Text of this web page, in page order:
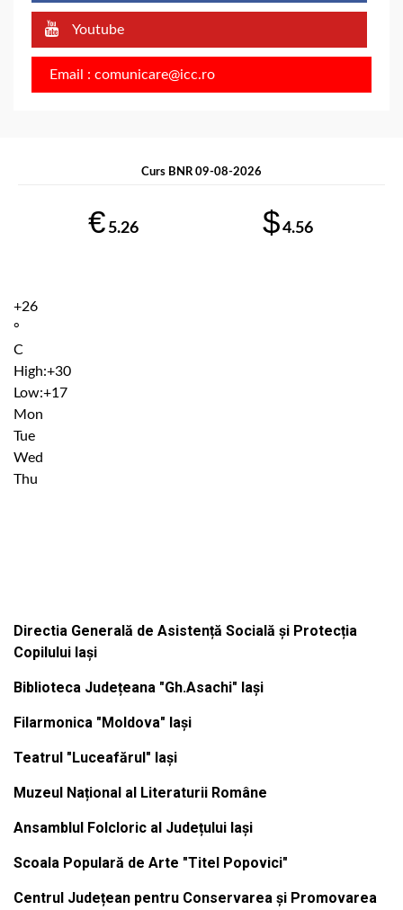
Youtube
Email : comunicare@icc.ro
Curs BNR 09-08-2026
€ 5.26 $4.56
+26
°
C
High:+30
Low:+17
Mon
Tue
Wed
Thu
Directia Generală de Asistență Socială și Protecția
Copilului Iași
Biblioteca Județeana "Gh.Asachi" Iași
Filarmonica "Moldova" Iași
Teatrul "Luceafărul" Iași
Muzeul Național al Literaturii Române
Ansamblul Folcloric al Județului Iași
Scoala Populară de Arte "Titel Popovici"
Centrul Județean pentru Conservarea și Promovarea